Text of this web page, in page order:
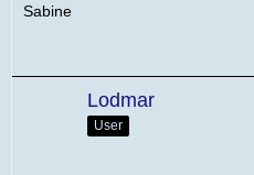
Sabine
Lodmar
User